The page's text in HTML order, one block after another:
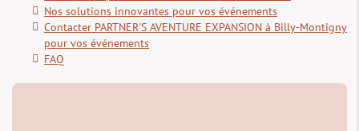
Nos solutions innovantes pour vos événements
Contacter PARTNER'S AVENTURE EXPANSION à Billy-Montigny
pour vos événements
FAQ